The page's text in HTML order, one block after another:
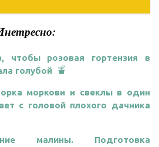
чтобы розовая гортензия в
голубой
моркови и свеклы в один
с головой плохого дачника
малины. Подготовка